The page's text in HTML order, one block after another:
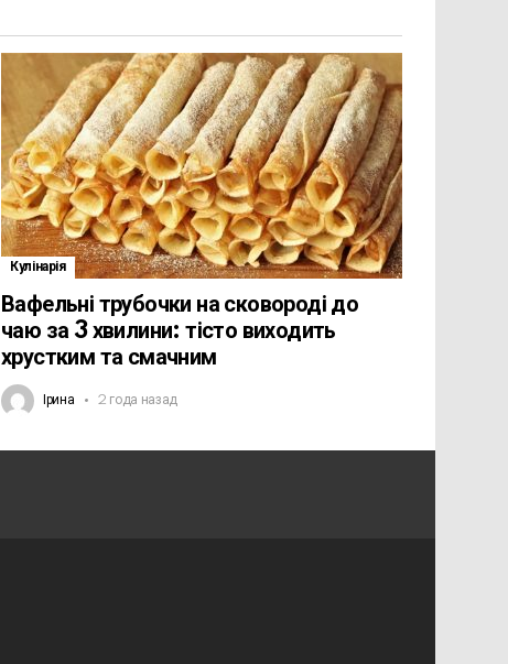
Кулінарія
Вафельні трубочки на сковороді до
чаю за 3 хвилини: тісто виходить
хрустким та смачним
Ірина 2 года назад